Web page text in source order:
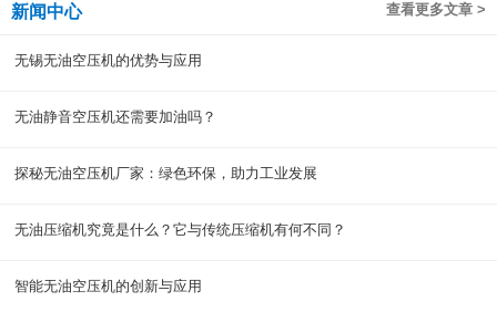
查看更多文章 >
新闻中心
无锡无油空压机的优势与应用
无油静音空压机还需要加油吗？
探秘无油空压机厂家：绿色环保，助力工业发展
无油压缩机究竟是什么？它与传统压缩机有何不同？
智能无油空压机的创新与应用